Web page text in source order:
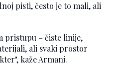
pisti, često je to mali, ali
pristupu – čiste linije,
ali svaki prostor
kaže Armani.